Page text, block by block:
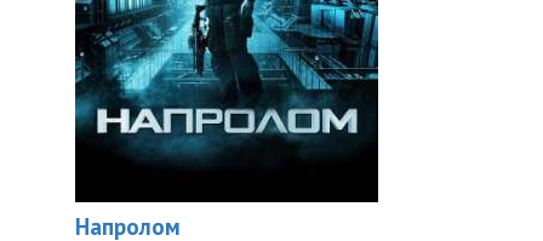
Напролом